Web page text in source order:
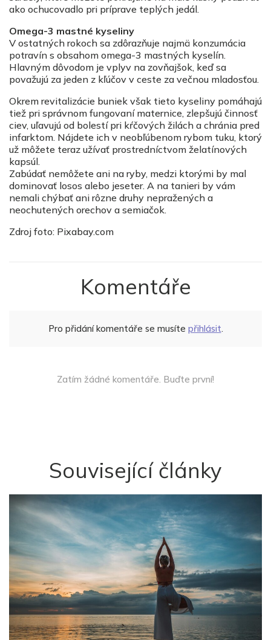
ako ochucovadlo pri príprave teplých jedál.
Omega-3 mastné kyseliny
V ostatných rokoch sa zdôrazňuje najmä konzumácia
potravín s obsahom omega-3 mastných kyselín.
Hlavným dôvodom je vplyv na zovňajšok, keď sa
považujú za jeden z kľúčov v ceste za večnou mladosťou.
Okrem revitalizácie buniek však tieto kyseliny pomáhajú
tiež pri správnom fungovaní maternice, zlepšujú činnosť
ciev, uľavujú od bolestí pri kŕčových žilách a chránia pred
infarktom. Nájdete ich v neobľúbenom rybom tuku, ktorý
už môžete teraz užívať prostredníctvom želatínových
kapsúl.
Zabúdať nemôžete ani na ryby, medzi ktorými by mal
dominovať losos alebo jeseter. A na tanieri by vám
nemali chýbať ani rôzne druhy nepražených a
neochutených orechov a semiačok.
Zdroj foto: Pixabay.com
Komentáře
Pro přidání komentáře se musíte přihlásit.
Zatím žádné komentáře. Buďte první!
Související články